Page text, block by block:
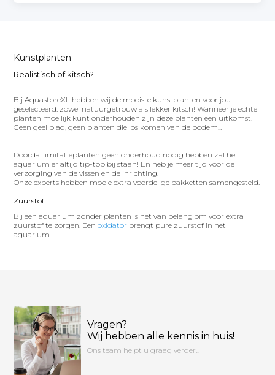
Kunstplanten
Realistisch of kitsch?
Bij AquastoreXL hebben wij de mooiste kunstplanten voor jou
geselecteerd: zowel natuurgetrouw als lekker kitsch! Wanneer je echte
planten moeilijk kunt onderhouden zijn deze planten een uitkomst.
Geen geel blad, geen planten die los komen van de bodem...
Doordat imitatieplanten geen onderhoud nodig hebben zal het
aquarium er altijd tip-top bij staan! En heb je meer tijd voor de
verzorging van de vissen en de inrichting.
Onze experts hebben mooie extra voordelige pakketten samengesteld.
Zuurstof
Bij een aquarium zonder planten is het van belang om voor extra
zuurstof te zorgen. Eenoxidator brengt pure zuurstof in het
aquarium.
Vragen?
Wij hebben alle kennis in huis!
Ons team helpt u graag verder...